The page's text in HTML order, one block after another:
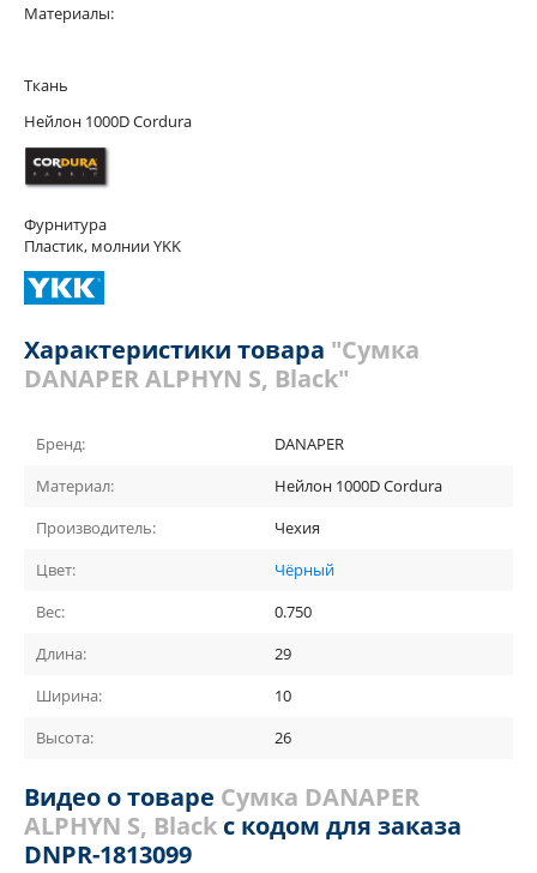
Материалы:
Ткань
Нейлон 1000D Cordura
Фурнитура
Пластик, молнии YKK
Характеристики товара "Сумка
DANAPER ALPHYN S, Black"
Бренд:
DANAPER
Материал:
Нейлон 1000D Cordura
Производитель:
Чехия
Цвет:
Чёрный
Вес:
0.750
Длина:
29
Ширина:
10
Высота:
26
Видео о товаре Сумка DANAPER
ALPHYN S, Black с кодом для заказа
DNPR-1813099